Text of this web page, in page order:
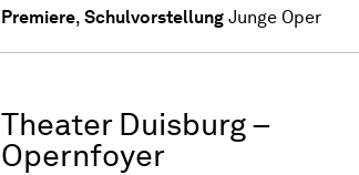
Premiere, Schulvorstellung Junge Oper
Theater Duisburg –
Opernfoyer